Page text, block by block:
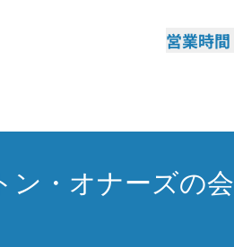
営業時間
ザ・ガ
ン・オナーズの